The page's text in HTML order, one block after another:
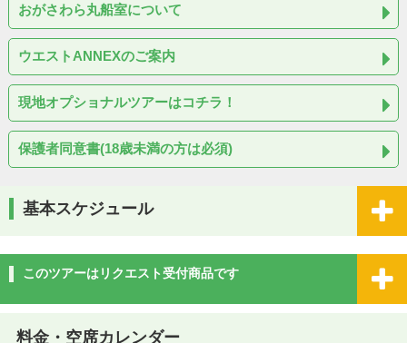
おがさわら丸船室について
ウエストANNEXのご案内
現地オプショナルツアーはコチラ！
保護者同意書(18歳未満の方は必須)
基本スケジュール
このツアーはリクエスト受付商品です
料金・空席カレンダー